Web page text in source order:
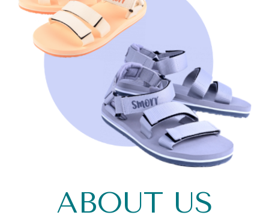
ABOUT US